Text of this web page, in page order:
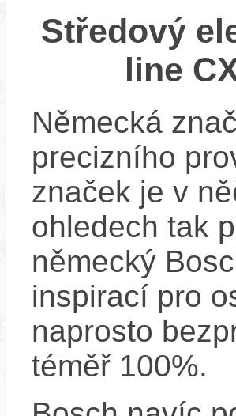
Středový
line
Německá
precizního
značek je v
ohledech tak
německý
inspirací pro
naprosto
téměř 100%.